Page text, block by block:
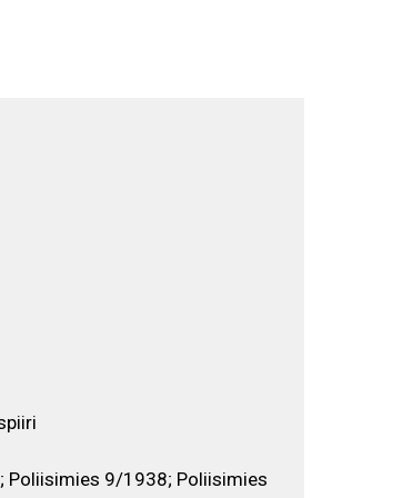
9/1938; Poliisimies